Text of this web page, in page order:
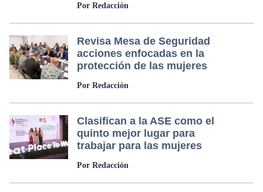
Por Redacción
Revisa Mesa de Seguridad
acciones enfocadas en la
protección de las mujeres
Por Redacción
Clasifican a la ASE como el
quinto mejor lugar para
trabajar para las mujeres
Por Redacción